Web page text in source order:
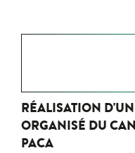
RÉALISATION
ORGANISÉ DU
PACA